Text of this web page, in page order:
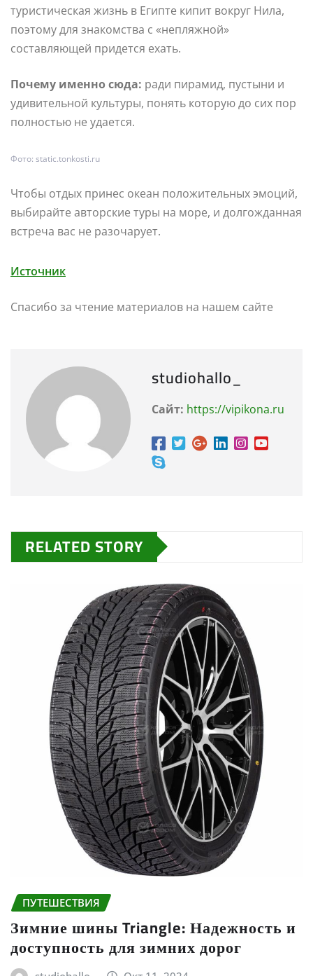
туристическая жизнь в Египте кипит вокруг Нила,
поэтому для знакомства с «непляжной»
составляющей придется ехать.
Почему именно сюда: ради пирамид, пустыни и
удивительной культуры, понять которую до сих пор
полностью не удается.
Фото: static.tonkosti.ru
Чтобы отдых принес океан положительных эмоций,
выбирайте авторские туры на море, и долгожданная
встреча вас не разочарует.
Источник
Спасибо за чтение материалов на нашем сайте
studiohallo_
Сайт: https://vipikona.ru
RELATED STORY
ПУТЕШЕСТВИЯ
Зимние шины Triangle: Надежность и
доступность для зимних дорог